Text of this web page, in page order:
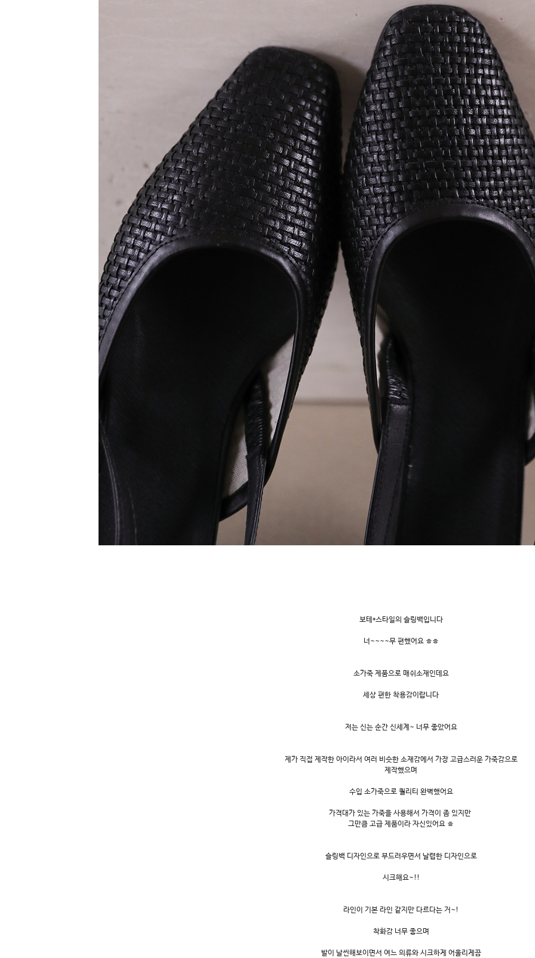
보테*스타일의 슬링백입니다
너~~~~무 편했어요 ㅎㅎ
소가죽 제품으로 매쉬소재인데요
세상 편한 착용감이랍니다
저는 신는 순간 신세계~ 너무 좋았어요
제가 직접 제작한 아이라서 여러 비슷한 소재감에서 가장 고급스러운 가죽감으로
제작했으며
수입 소가죽으로 퀄리티 완벽했어요
가격대가 있는 가죽을 사용해서 가격이 좀 있지만
그만큼 고급 제품이라 자신있어요 ㅎ
슬링백 디자인으로 부드러우면서 날렵한 디자인으로
시크해요~!!
라인이 기본 라인 같지만 다르다는 거~!
착화감 너무 좋으며
발이 날씬해보이면서 여느 의류와 시크하게 어울리게끔